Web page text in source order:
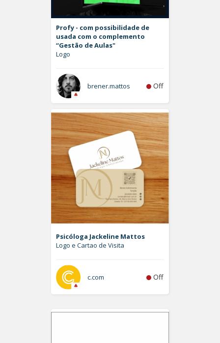
Profy - com possibilidade de
usada com o complemento
“Gestão de Aulas"
Logo
brener.mattos Off
Psicóloga Jackeline Mattos
Logo e Cartao de Visita
c.com Off